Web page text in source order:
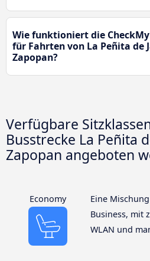
Wie funktioniert die
für Fahrten von La Peñita de
Zapopan?
Verfügbare
Busstrecke La Peñita
Zapopan angeboten
Economy
Eine
Business, mit
WLAN und